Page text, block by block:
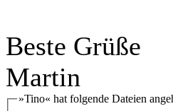
Beste Grüße
Martin
»Tino« hat folgende Dateien